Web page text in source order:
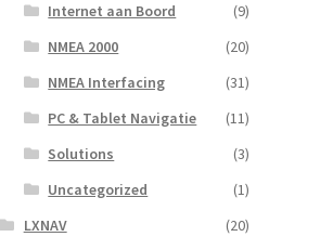
Internet aan Boord
(9)
NMEA 2000
(20)
NMEA Interfacing
(31)
PC & Tablet Navigatie
(11)
Solutions
(3)
Uncategorized
(1)
LXNAV
(20)